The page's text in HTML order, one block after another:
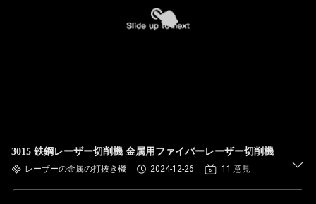
3015 鉄鋼レーザー切削機 金属用ファイバーレーザー切削機
レーザーの金属の打抜き機 2024-12-26 11 意見